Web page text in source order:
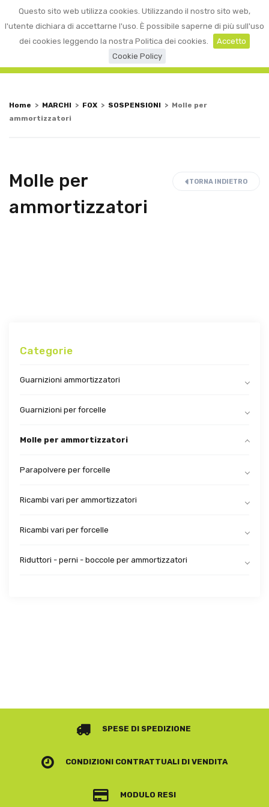
Questo sito web utilizza cookies. Utilizzando il nostro sito web,
l'utente dichiara di accettarne l'uso. È possibile saperne di più sull'uso
dei cookies leggendo la nostra Politica dei cookies.
Accetto
Cookie Policy
☰ 0
Home > MARCHI > FOX > SOSPENSIONI > Molle per
ammortizzatori
Molle per
ammortizzatori
TORNA INDIETRO
Categorie
Guarnizioni ammortizzatori
Guarnizioni per forcelle
Molle per ammortizzatori
Parapolvere per forcelle
Ricambi vari per ammortizzatori
Ricambi vari per forcelle
Riduttori - perni - boccole per ammortizzatori
SPESE DI SPEDIZIONE
CONDIZIONI CONTRATTUALIDI VENDITA
MODULO RESI